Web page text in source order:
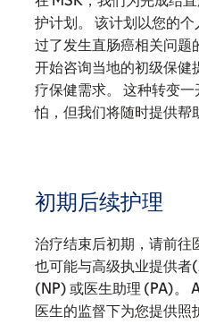
护计划。 该计划以您的
过了发生直肠癌相关问题
开始咨询当地的初级保健
疗保健需求。 这种转变
怕，但我们将随时提供帮
初期后续护理
治疗结束后初期，请前往
也可能与高级执业提供者
(NP) 或医生助理 (PA)。
医生的监督下为您提供照